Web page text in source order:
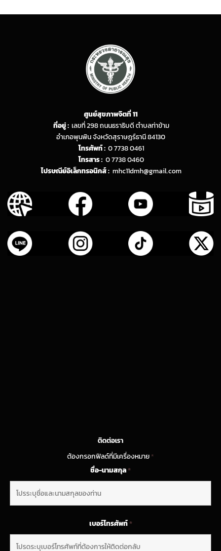
ศูนย์สุขภาพจิตที่ 11
ที่อยู่ : เลขที่ 298 ถนนธราธิบดี ตำบลท่าข้าม
อำเภอพุนพิน จังหวัดสุราษฎร์ธานี 84130
โทรศัพท์ : 0 7738 0461
โทรสาร : 0 7738 0460
ไปรษณีย์อิเล็กทรอนิกส์ : mhc11dmh@gmail.com
ติดต่อเรา
ต้องกรอกฟิลด์ที่มีเครื่องหมาย*
ชื่อ-นามสกุล*
เบอร์โทรศัพท์*